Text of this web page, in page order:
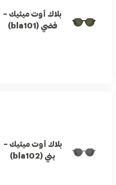
بلاك أوت ميثيك –
فضي (bla101)
بلاك أوت ميثيك –
بني (bla102)